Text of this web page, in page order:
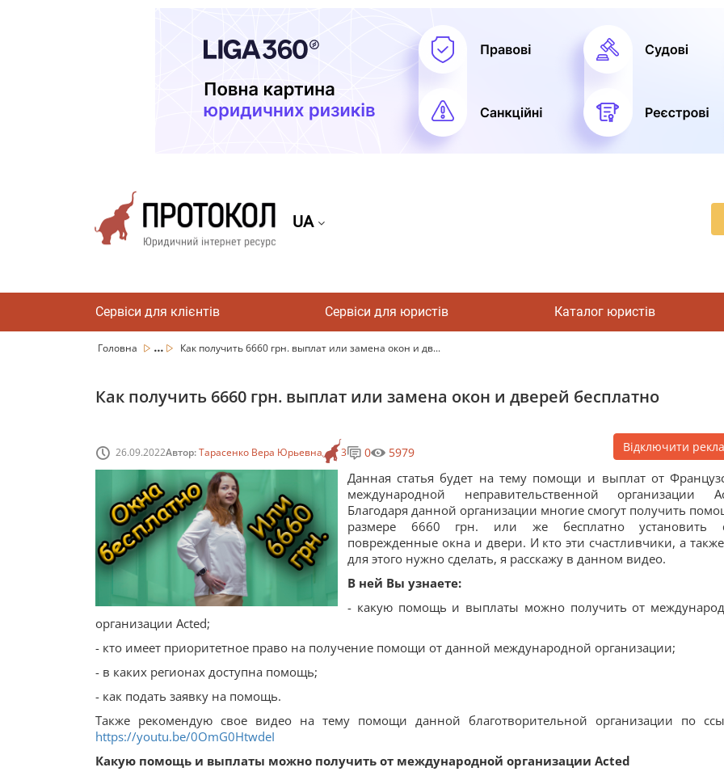
UA
Сервіси для клієнтів Сервіси для юристів Каталог юристів
Головна ... Как получить 6660 грн. выплат или замена окон и дв...
Как получить 6660 грн. выплат или замена окон и дверей бесплатно
26.09.2022Автор:Тарасенко Вера Юрьевна 3 0 5979 Відключити
Данная статья будет на тему помощи и выплат от
международной неправительственной организации
Благодаря данной организации многие смогут получить
размере 6660 грн. или же бесплатно установить
поврежденные окна и двери. И кто эти счастливчики, а
для этого нужно сделать, я расскажу в данном видео.
В ней Вы узнаете:
- какую помощь и выплаты можно получить от
организации Acted;
- кто имеет приоритетное право на получение помощи от данной международной организации;
- в каких регионах доступна помощь;
- как подать заявку на помощь.
Также рекомендую свое видео на тему помощи данной благотворительной организации по
https://youtu.be/0OmG0HtwdeI
Какую помощь и выплаты можно получить от международной организации Acted